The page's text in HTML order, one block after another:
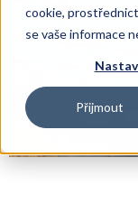
cookie,
se vaše informace
Přijmout